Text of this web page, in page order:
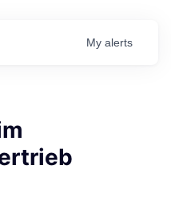
My alerts